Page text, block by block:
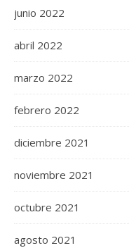
junio 2022
abril 2022
marzo 2022
febrero 2022
diciembre 2021
noviembre 2021
octubre 2021
agosto 2021